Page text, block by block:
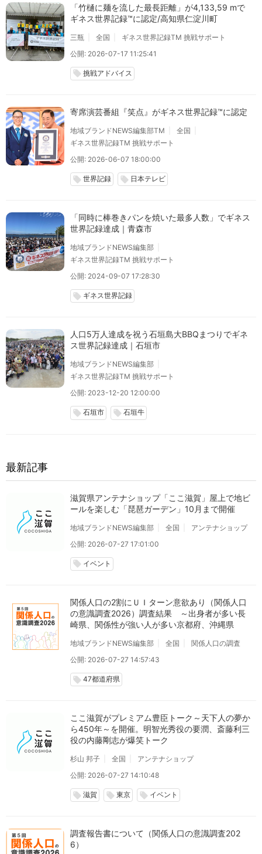
「竹樋に麺を流した最長距離」が4,133,59 mで
ギネス世界記録™に認定/高知県仁淀川町
三瓶 全国
ギネス世界記録TM 挑戦サポート
公開: 2026-07-17 11:25:41
local_offer 挑戦アドバイス
寄席演芸番組『笑点』がギネス世界記録™に認定
地域ブランドNEWS編集部TM
全国
ギネス世界記録TM 挑戦サポート
公開: 2026-06-07 18:00:00
local_offer 世界記録 local_offer 日本テレビ
「同時に棒巻きパンを焼いた最多人数」でギネス
世界記録達成｜青森市
地域ブランドNEWS編集部
ギネス世界記録TM 挑戦サポート
公開: 2024-09-07 17:28:30
local_offer ギネス世界記録
人口5万人達成を祝う石垣島大BBQまつりでギネ
ス世界記録達成｜石垣市
地域ブランドNEWS編集部
ギネス世界記録TM 挑戦サポート
公開: 2023-12-20 12:00:00
local_offer 石垣市 local_offer 石垣牛
最新記事
滋賀県アンテナショップ「ここ滋賀」屋上で地ビ
ールを楽しむ「琵琶ガーデン」10月まで開催
地域ブランドNEWS編集部 全国
アンテナショップ
公開: 2026-07-27 17:01:00
local_offer イベント
関係人口の2割にＵＩターン意欲あり（関係人口
の意識調査2026）調査結果 ～出身者が多い長
崎県、関係性が強い人が多い京都府、沖縄県
地域ブランドNEWS編集部 全国
関係人口の調査
公開: 2026-07-27 14:57:43
local_offer 47都道府県
ここ滋賀がプレミアム豊臣トーク～天下人の夢か
ら450年～を開催。明智光秀役の要潤、斎藤利三
役の内藤剛志が爆笑トーク
杉山 邦子 全国
アンテナショップ
公開: 2026-07-27 14:10:48
local_offer 滋賀 local_offer 東京 local_offer イベント
調査報告書について（関係人口の意識調査202
6）